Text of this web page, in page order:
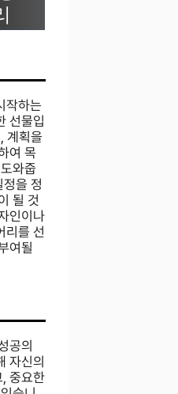
작하는
선물입
계획을
여 목
와줍
을 정
될 것
인이나
리를 선
여될
공의
자신의
중요한